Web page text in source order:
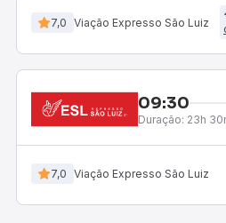
7,0 Viação Expresso São Luiz
09:30
Duração: 23h
7,0 Viação Expresso São Luiz